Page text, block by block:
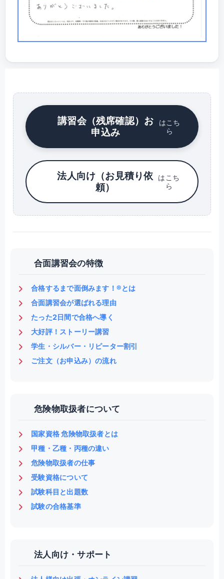
講習会（残席確認）お
申込み
はこち
ら
法人向け（お見積り依
頼）
はこち
ら
合面講習会の特徴
合格するまで面倒みます！®とは
合面講習会が選ばれる理由
たった2日間で合格へ導く
大好評！ストーリー講習
学生・シルバー・リピーター割引
ご注文（お申込み）の流れ
危険物取扱者について
国家資格 危険物取扱者とは
甲種・乙種・丙種の違い
危険物取扱者の仕事
受験資格について
試験科目と出題数
試験の合格基準
法人向け・サポート